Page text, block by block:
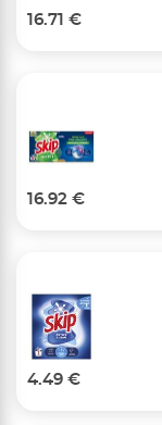
16.71 €
16.92 €
4.49 €